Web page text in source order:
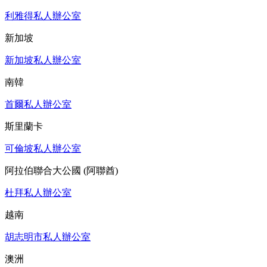
利雅得私人辦公室
新加坡
新加坡私人辦公室
南韓
首爾私人辦公室
斯里蘭卡
可倫坡私人辦公室
阿拉伯聯合大公國 (阿聯酋)
杜拜私人辦公室
越南
胡志明市私人辦公室
澳洲